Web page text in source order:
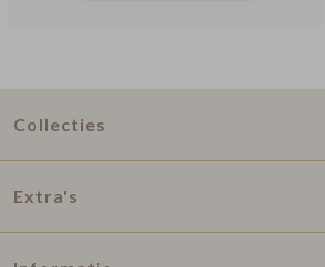
Collecties
Extra's